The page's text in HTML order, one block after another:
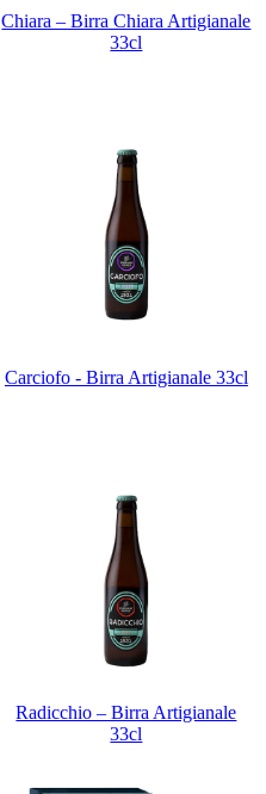
Chiara – Birra Chiara Artigianale
33cl
Carciofo - Birra Artigianale 33cl
Radicchio – Birra Artigianale
33cl